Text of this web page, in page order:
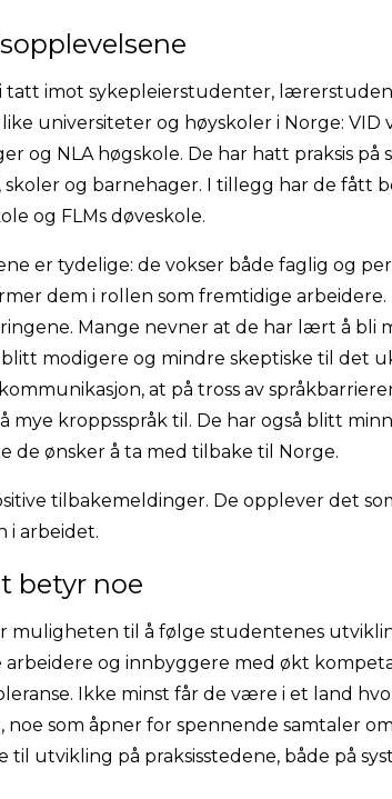
tatt imot sykepleierstudenter,
universiteter og høyskoler i Norge: VID
og NLA høgskole. De har hatt praksis på
skoler og barnehager. I tillegg har de fått
og FLMs døveskole.
er tydelige: de vokser både faglig og
dem i rollen som fremtidige
Mange nevner at de har lært å bli
modigere og mindre skeptiske til det
at på tross av
mye kroppsspråk til. De har også blitt
de ønsker å ta med tilbake til Norge.
tilbakemeldinger. De opplever det
i arbeidet.
betyr noe
muligheten til å følge studentenes
arbeidere og innbyggere med økt
Ikke minst får de være i et land
som åpner for spennende samtaler
til utvikling på praksisstedene, både på